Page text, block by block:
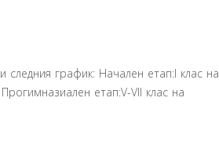
график: Начален етап:I клас на
етап:V-VII клас на